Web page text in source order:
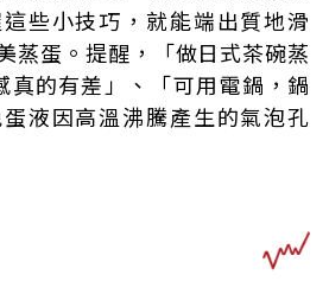
些小技巧，就能端出質地滑
蒸蛋。提醒，「做日式茶碗蒸
真的有差」、「可用電鍋，鍋
液因高溫沸騰產生的氣泡孔